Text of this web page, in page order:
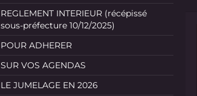
REGLEMENT INTERIEUR (récépissé
sous-préfecture 10/12/2025)
POUR ADHERER
SUR VOS AGENDAS
LE JUMELAGE EN 2026